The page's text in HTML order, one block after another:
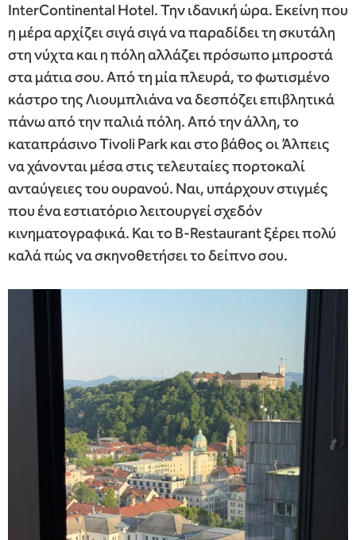
InterContinental Hotel. Την ιδανική ώρα. Εκείνη που
η μέρα αρχίζει σιγά σιγά να παραδίδει τη σκυτάλη
στη νύχτα και η πόλη αλλάζει πρόσωπο μπροστά
στα μάτια σου. Από τη μία πλευρά, το φωτισμένο
κάστρο της Λιουμπλιάνα να δεσπόζει επιβλητικά
πάνω από την παλιά πόλη. Από την άλλη, το
καταπράσινο Tivoli Park και στο βάθος οι Άλπεις
να χάνονται μέσα στις τελευταίες πορτοκαλί
ανταύγειες του ουρανού. Ναι, υπάρχουν στιγμές
που ένα εστιατόριο λειτουργεί σχεδόν
κινηματογραφικά. Και το B-Restaurant ξέρει πολύ
καλά πώς να σκηνοθετήσει το δείπνο σου.